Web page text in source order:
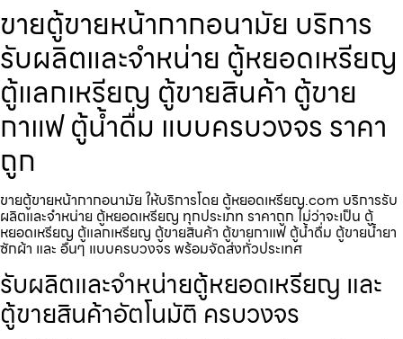
ขายตู้ขายหน้ากากอนามัย บริการ
รับผลิตและจำหน่าย ตู้หยอดเหรียญ
ตู้แลกเหรียญ ตู้ขายสินค้า ตู้ขาย
กาแฟ ตู้น้ำดื่ม แบบครบวงจร ราคา
ถูก
ขายตู้ขายหน้ากากอนามัย ให้บริการโดย ตู้หยอดเหรียญ.com บริการรับ
ผลิตและจำหน่าย ตู้หยอดเหรียญ ทุกประเภท ราคาถูก ไม่ว่าจะเป็น ตู้
หยอดเหรียญ ตู้แลกเหรียญ ตู้ขายสินค้า ตู้ขายกาแฟ ตู้น้ำดื่ม ตู้ขายน้ำยา
ซักผ้า และ อื่นๆ แบบครบวงจร พร้อมจัดส่งทั่วประเทศ
รับผลิตและจำหน่ายตู้หยอดเหรียญ และ
ตู้ขายสินค้าอัตโนมัติ ครบวงจร